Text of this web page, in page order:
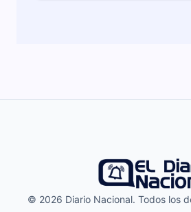
© 2026 Diario Nacional. Todos los